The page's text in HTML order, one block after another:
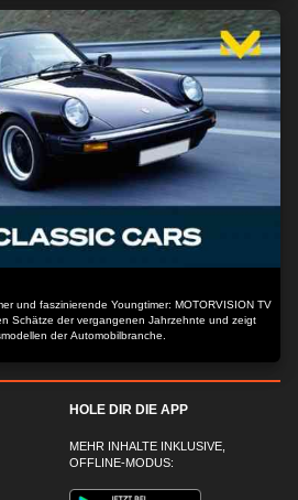
und faszinierende Youngtimer: MOTORVISION TV
Schätze der vergangenen Jahrzehnte und zeigt
der Automobilbranche.
HOLE DIR DIE APP
MEHR INHALTE INKLUSIVE,
OFFLINE-MODUS: